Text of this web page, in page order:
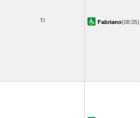
TI Fabriano(08.05)